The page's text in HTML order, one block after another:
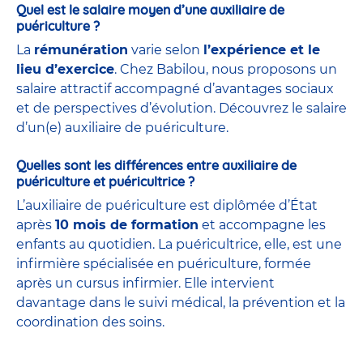
Quel est le salaire moyen d’une auxiliaire de
puériculture ?
La rémunération varie selon l’expérience et le
lieu d’exercice. Chez Babilou, nous proposons un
salaire attractif accompagné d’avantages sociaux
et de perspectives d’évolution. Découvrez le salaire
d’un(e) auxiliaire de puériculture.
Quelles sont les différences entre auxiliaire de
puériculture et puéricultrice ?
L’auxiliaire de puériculture est diplômée d’État
après 10 mois de formation et accompagne les
enfants au quotidien. La puéricultrice, elle, est une
infirmière spécialisée en puériculture, formée
après un cursus infirmier. Elle intervient
davantage dans le suivi médical, la prévention et la
coordination des soins.